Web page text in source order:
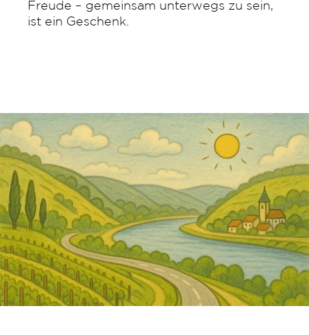
Freude – gemeinsam unterwegs zu sein,
ist ein Geschenk.